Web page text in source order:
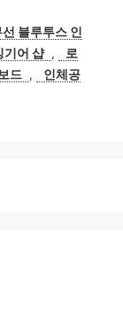
블루투스 인
기어 샵 ,
로
드 ,
인체공